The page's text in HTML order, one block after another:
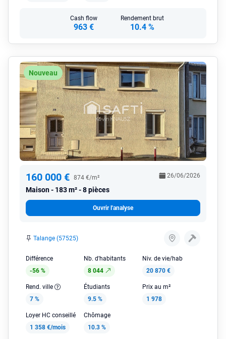
Cash flow
963 €
Rendement brut
10.4 %
Nouveau
160 000 € 874 €/m²
Maison 183 m² - 8 pièces
26/06/2026
Ouvrir l'analyse
Talange (57525)
Différence
-56 %
Nb. d'habitants
8 044
Niv. de vie/hab
20 870 €
Rend. ville
7 %
Étudiants
9.5 %
Prix au m²
1 978
Loyer HC conseillé
1 358 €/mois
Chômage
10.3 %